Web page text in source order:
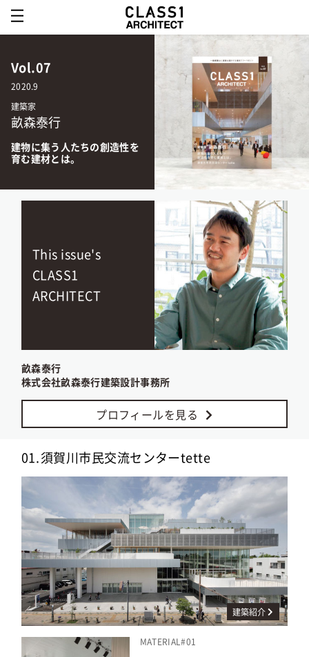
Vol.07
2020.9
建築家
畝森泰行
建物に集う人たちの創造性を
育む建材とは。
This issue's
CLASS1
ARCHITECT
畝森泰行
株式会社畝森泰行建築設計事務所
プロフィールを見る
01.須賀川市民交流センターtette
建築紹介
MATERIAL#01